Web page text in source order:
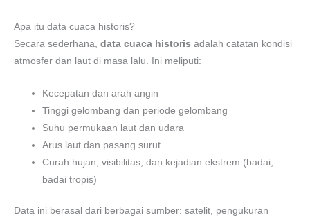
Apa itu data cuaca historis?
Secara sederhana, data cuaca historis adalah catatan kondisi
atmosfer dan laut di masa lalu. Ini meliputi:
Kecepatan dan arah angin
Tinggi gelombang dan periode gelombang
Suhu permukaan laut dan udara
Arus laut dan pasang surut
Curah hujan, visibilitas, dan kejadian ekstrem (badai,
badai tropis)
Data ini berasal dari berbagai sumber: satelit, pengukuran